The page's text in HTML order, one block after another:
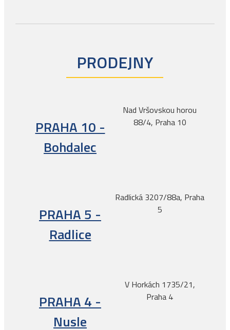
PRODEJNY
PRAHA 10 -
Bohdalec
Nad Vršovskou horou
88/4, Praha 10
PRAHA 5 -
Radlice
Radlická 3207/88a, Praha
5
PRAHA 4 -
Nusle
V Horkách 1735/21,
Praha 4